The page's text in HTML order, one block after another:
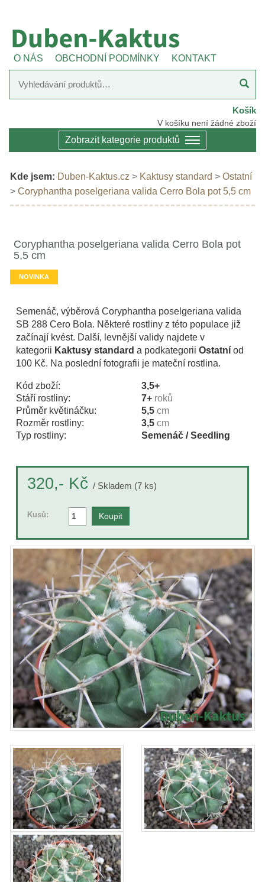
O NÁS OBCHODNÍ PODMÍNKY KONTAKT
Košík
V košíku není žádné zboží
Zobrazit kategorie produktů
Kde jsem: Duben-Kaktus.cz > Kaktusy standard > Ostatní
> Coryphantha poselgeriana valida Cerro Bola pot 5,5 cm
Coryphantha poselgeriana valida Cerro Bola pot
5,5 cm
NOVINKA
Semenáč, výběrová Coryphantha poselgeriana valida
SB 288 Cero Bola. Některé rostliny z této populace již
začínají kvést. Další, levnější validy najdete v
kategorii Kaktusy standard a podkategorii Ostatní od
100 Kč. Na poslední fotografii je mateční rostlina.
Kód zboží:
3,5+
Stáří rostliny:
7+ roků
Průměr květináčku:
5,5 cm
Rozměr rostliny:
3,5 cm
Typ rostliny:
Semenáč / Seedling
320,- Kč / Skladem (7 ks)
Kusů: